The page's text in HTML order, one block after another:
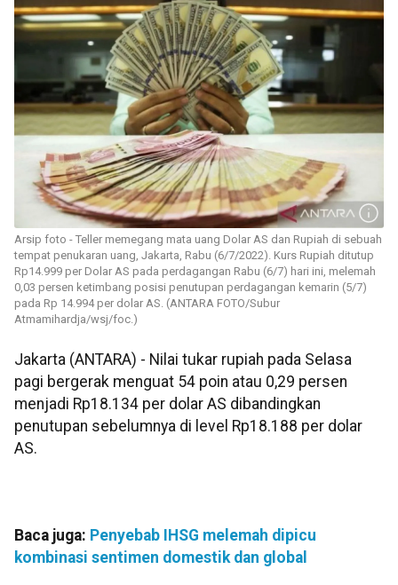
Arsip foto - Teller memegang mata uang Dolar AS dan Rupiah di sebuah
tempat penukaran uang, Jakarta, Rabu (6/7/2022). Kurs Rupiah ditutup
Rp14.999 per Dolar AS pada perdagangan Rabu (6/7) hari ini, melemah
0,03 persen ketimbang posisi penutupan perdagangan kemarin (5/7)
pada Rp 14.994 per dolar AS. (ANTARA FOTO/Subur
Atmamihardja/wsj/foc.)
Jakarta (ANTARA) - Nilai tukar rupiah pada Selasa
pagi bergerak menguat 54 poin atau 0,29 persen
menjadi Rp18.134 per dolar AS dibandingkan
penutupan sebelumnya di level Rp18.188 per dolar
AS.
Baca juga: Penyebab IHSG melemah dipicu
kombinasi sentimen domestik dan global